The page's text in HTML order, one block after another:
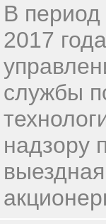
В период
2017
службы
надзору